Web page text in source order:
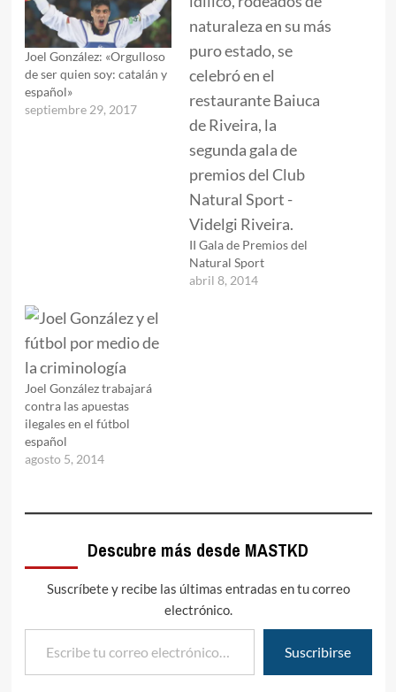
Joel González: «Orgulloso
de ser quien soy: catalán y
español»
septiembre 29, 2017
II Gala de Premios del
Natural Sport
abril 8, 2014
Joel González trabajará
contra las apuestas
ilegales en el fútbol
español
agosto 5, 2014
Descubre más desde MASTKD
Suscríbete y recibe las últimas entradas en tu correo
electrónico.
Escribe tu correo electrónico…
Suscribirse